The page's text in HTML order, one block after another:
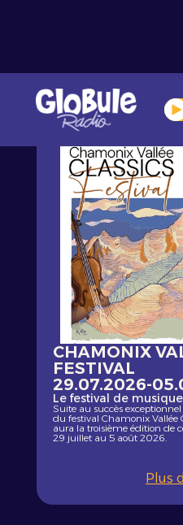
Tout l'agenda
CHAMONIX
FESTIVAL
29.07.2026-
Le festival de
Suite au succès
du festival Chamonix Vallée
aura la troisième édition de
29 juillet au 5 août 2026.
Plus